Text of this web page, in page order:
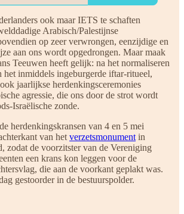
ook maar IETS te schaften
Arabisch/Palestijnse
op zeer verwrongen, eenzijdige en
aan ons wordt opgedrongen. Maar maak
Teeuwen heeft gelijk: na het normaliseren
het inmiddels ingeburgerde iftar-ritueel,
jaarlijkse herdenkingsceremonies
agressie, die ons door de strot wordt
Israëlische zonde.
herdenkingskransen van 4 en 5 mei
van het verzetsmonument in
zodat de voorzitster van de Vereniging
een krans kon leggen voor de
die aan de voorkant geplakt was.
gestoorder in de bestuurspolder.